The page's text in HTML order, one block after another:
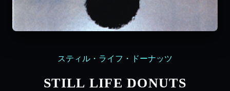
スティル・ライフ・ドーナッツ
STILL LIFE DONUTS